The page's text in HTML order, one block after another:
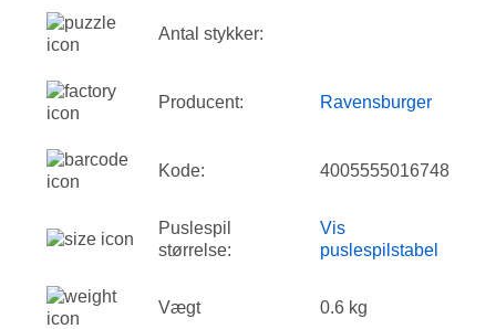
Antal stykker:
Producent: Ravensburger
Kode: 4005555016748
Puslespil
størrelse:
Vis
puslespilstabel
Vægt 0.6 kg